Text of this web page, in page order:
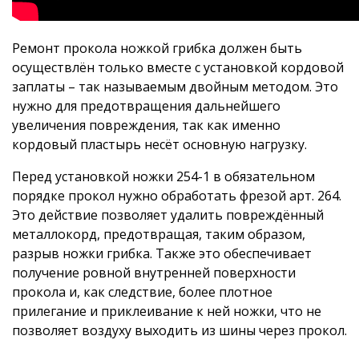
Ремонт прокола ножкой грибка должен быть
осуществлён только вместе с установкой кордовой
заплаты – так называемым двойным методом. Это
нужно для предотвращения дальнейшего
увеличения повреждения, так как именно
кордовый пластырь несёт основную нагрузку.
Перед установкой ножки 254-1 в обязательном
порядке прокол нужно обработать фрезой арт. 264.
Это действие позволяет удалить повреждённый
металлокорд, предотвращая, таким образом,
разрыв ножки грибка. Также это обеспечивает
получение ровной внутренней поверхности
прокола и, как следствие, более плотное
прилегание и приклеивание к ней ножки, что не
позволяет воздуху выходить из шины через прокол.